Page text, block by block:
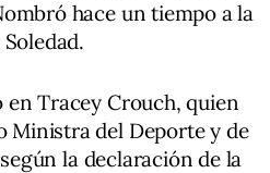
hace un tiempo a la
Tracey Crouch, quien
Ministra del Deporte y de
la declaración de la